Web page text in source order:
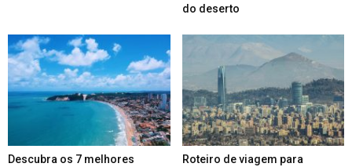
do deserto
Descubra os 7 melhores
Roteiro de viagem para